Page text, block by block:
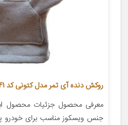
روکش دنده آی تمر مدل کتونی کد 241